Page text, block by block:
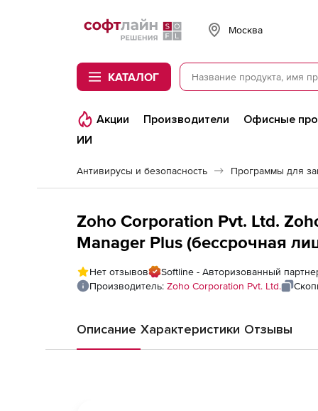
Softline
Москва
КАТАЛОГ
Акции Производители Офисные
ИИ
Антивирусы и безопасность Программы для
Zoho Corporation Pvt. Ltd.
Manager Plus (бессрочная
Single Installation), fee for
Technician
Нет отзывов
Softline - Авторизованный
Производитель: Zoho Corporation Pvt. Ltd.
Описание Характеристики Отзывы